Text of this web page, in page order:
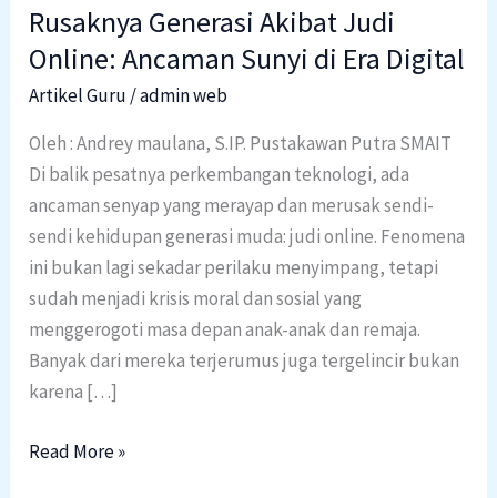
Rusaknya Generasi Akibat Judi
Online: Ancaman Sunyi di Era Digital
Artikel Guru /admin web
Oleh : Andrey maulana, S.IP. Pustakawan Putra SMAIT
Di balik pesatnya perkembangan teknologi, ada
ancaman senyap yang merayap dan merusak sendi-
sendi kehidupan generasi muda: judi online. Fenomena
ini bukan lagi sekadar perilaku menyimpang, tetapi
sudah menjadi krisis moral dan sosial yang
menggerogoti masa depan anak-anak dan remaja.
Banyak dari mereka terjerumus juga tergelincir bukan
karena […]
Digital
Read More »